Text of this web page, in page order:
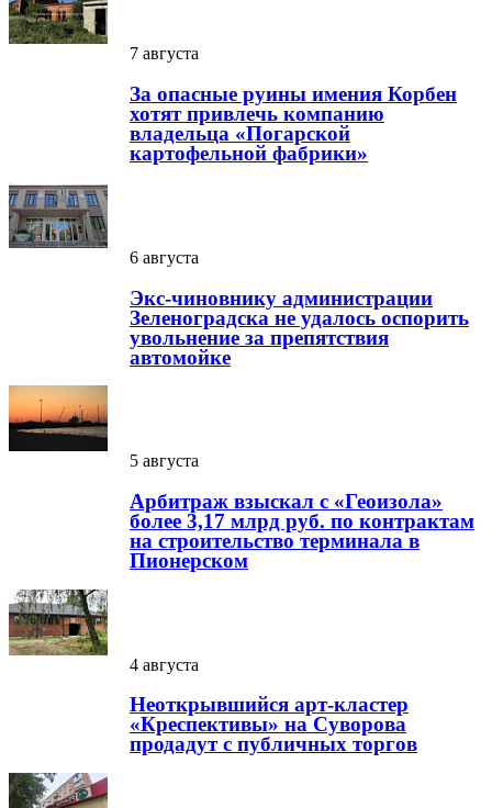
7 августа
За опасные руины имения Корбен
хотят привлечь компанию
владельца «Погарской
картофельной фабрики»
6 августа
Экс-чиновнику администрации
Зеленоградска не удалось оспорить
увольнение за препятствия
автомойке
5 августа
Арбитраж взыскал с «Геоизола»
более 3,17 млрд руб. по контрактам
на строительство терминала в
Пионерском
4 августа
Неоткрывшийся арт-кластер
«Креспективы» на Суворова
продадут с публичных торгов